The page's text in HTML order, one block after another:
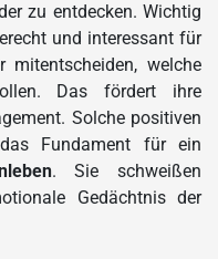
zu entdecken. Wichtig
und interessant für
welche
Das fördert ihre
Solche positiven
Fundament für ein
. Sie schweißen
Gedächtnis der